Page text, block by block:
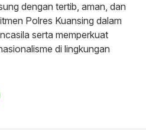
dengan tertib, aman, dan
Polres Kuansing dalam
serta memperkuat
di lingkungan